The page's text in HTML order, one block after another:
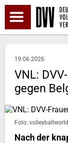
19.06.2026
VNL:
gegen
Foto: volleyballworld
Nach der